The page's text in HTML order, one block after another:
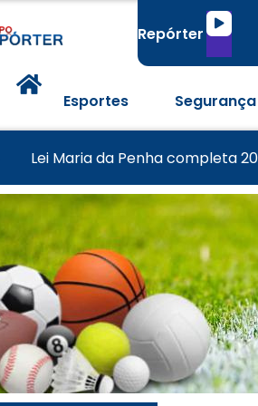
Repórter
Tocador
áudio
Esportes
Segurança
Famílias brasileiras perderam
Morador tem casa destruída
Lei Maria da Penha completa